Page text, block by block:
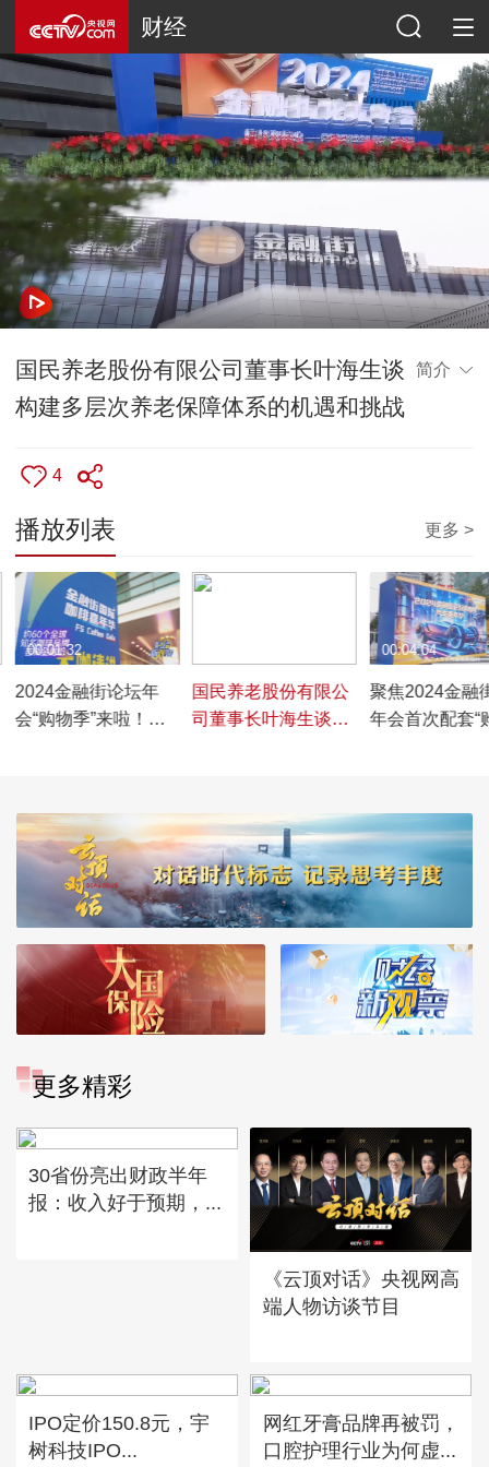
财经
国民养老股份有限公司董事长叶海生谈
构建多层次养老保障体系的机遇和挑战
简介
4
播放列表 更多 >
2024金融街论坛年
会“购物季”来啦！面
00:01:32
国民养老股份有限公
司董事长叶海生谈构
聚焦2024金融
年会首次配套“
00:04:04
更多精彩
30省份亮出财政半年
报：收入好于预期，...
《云顶对话》央视网高
端人物访谈节目
IPO定价150.8元，宇
树科技IPO...
网红牙膏品牌再被罚，
口腔护理行业为何虚...